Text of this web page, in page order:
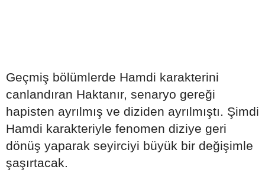
Geçmiş bölümlerde Hamdi karakterini
canlandıran Haktanır, senaryo gereği
hapisten ayrılmış ve diziden ayrılmıştı. Şimdi
Hamdi karakteriyle fenomen diziye geri
dönüş yaparak seyirciyi büyük bir değişimle
şaşırtacak.